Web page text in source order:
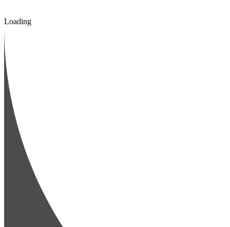
Loading